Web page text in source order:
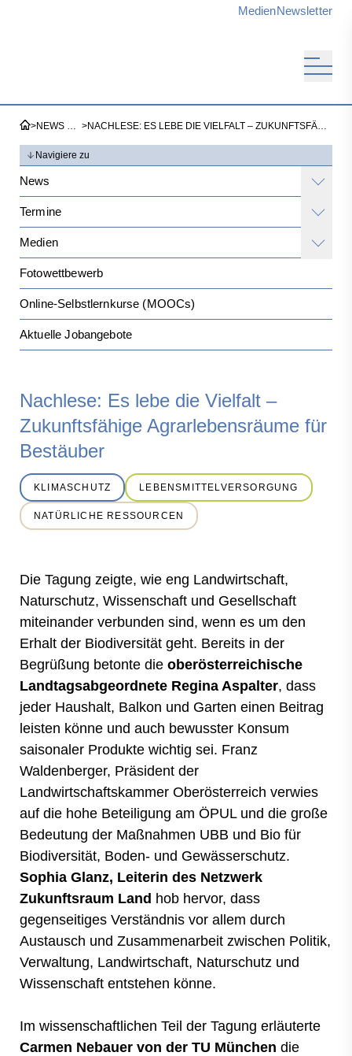
MedienNewsletter
> NEWS & TERMINE > NACHLESE: ES LEBE DIE VIELFALT – ZUKUNFTSFÄHIGE AGRARLEBENSRÄUME FÜR BESTÄUBER
Navigiere zu
News
Termine
Medien
Fotowettbewerb
Online-Selbstlernkurse (MOOCs)
Aktuelle Jobangebote
Nachlese: Es lebe die Vielfalt –
Zukunftsfähige Agrarlebensräume für
Bestäuber
KLIMASCHUTZ LEBENSMITTELVERSORGUNG
NATÜRLICHE RESSOURCEN
Die Tagung zeigte, wie eng Landwirtschaft,
Naturschutz, Wissenschaft und Gesellschaft
miteinander verbunden sind, wenn es um den
Erhalt der Biodiversität geht. Bereits in der
Begrüßung betonte die oberösterreichische
Landtagsabgeordnete Regina Aspalter, dass
jeder Haushalt, Balkon und Garten einen Beitrag
leisten könne und auch bewusster Konsum
saisonaler Produkte wichtig sei. Franz
Waldenberger, Präsident der
Landwirtschaftskammer Oberösterreich verwies
auf die hohe Beteiligung am ÖPUL und die große
Bedeutung der Maßnahmen UBB und Bio für
Biodiversität, Boden- und Gewässerschutz.
Sophia Glanz, Leiterin des Netzwerk
Zukunftsraum Land hob hervor, dass
gegenseitiges Verständnis vor allem durch
Austausch und Zusammenarbeit zwischen Politik,
Verwaltung, Landwirtschaft, Naturschutz und
Wissenschaft entstehen könne.
Im wissenschaftlichen Teil der Tagung erläuterte
Carmen Nebauer von der TU München die